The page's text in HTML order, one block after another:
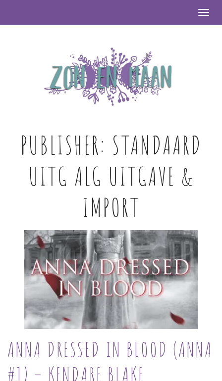
PUBLISHER: STANDAARD
UITG ALG UITGAVE &
IMPORT
ANNA DRESSED IN BLOOD (ANNA
#1) – KENDARE BLAKE